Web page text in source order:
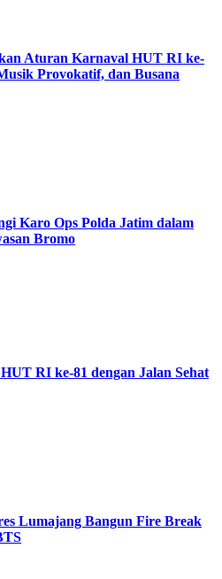
Aturan Karnaval HUT RI ke-
Provokatif, dan Busana
Karo Ops Polda Jatim dalam
Bromo
RI ke-81 dengan Jalan Sehat
Lumajang Bangun Fire Break